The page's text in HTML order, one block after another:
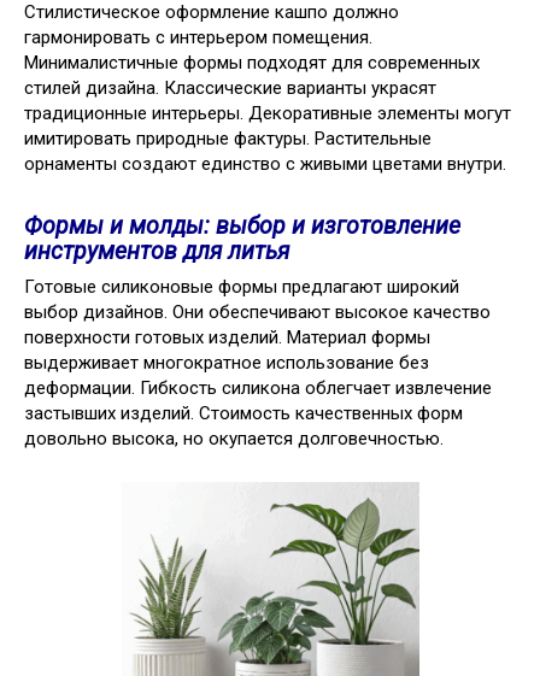
Стилистическое оформление кашпо должно
гармонировать с интерьером помещения.
Минималистичные формы подходят для современных
стилей дизайна. Классические варианты украсят
традиционные интерьеры. Декоративные элементы могут
имитировать природные фактуры. Растительные
орнаменты создают единство с живыми цветами внутри.
Формы и молды: выбор и изготовление
инструментов для литья
Готовые силиконовые формы предлагают широкий
выбор дизайнов. Они обеспечивают высокое качество
поверхности готовых изделий. Материал формы
выдерживает многократное использование без
деформации. Гибкость силикона облегчает извлечение
застывших изделий. Стоимость качественных форм
довольно высока, но окупается долговечностью.